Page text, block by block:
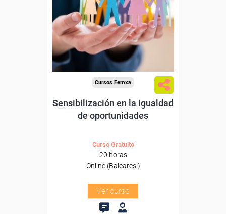
Para desempleados,
trabajadores y autónomos.
Para todos los sectores.
Cursos Femxa
Sensibilización en la igualdad
de oportunidades
Curso Gratuito
20 horas
Online (Baleares )
Ver curso